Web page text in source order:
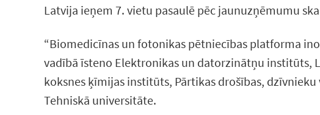
Latvija ieņem 7. vietu pasaulē pēc jaunuzņēmumu
“Biomedicīnas un fotonikas pētniecības platforma
vadībā īsteno Elektronikas un datorzinātņu institūts,
koksnes ķīmijas institūts, Pārtikas drošības,
Tehniskā universitāte.